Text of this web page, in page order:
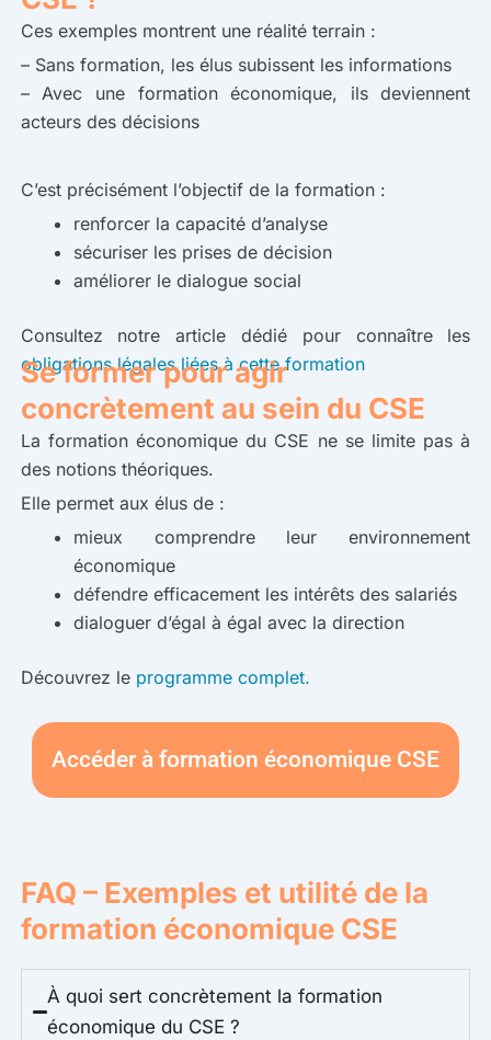
Ces exemples montrent une réalité terrain :
– Sans formation, les élus subissent les informations
– Avec une formation économique, ils deviennent
acteurs des décisions
C’est précisément l’objectif de la formation :
renforcer la capacité d’analyse
sécuriser les prises de décision
améliorer le dialogue social
Consultez notre article dédié pour connaître les
obligations légales liées à cette formation
Se former pour agir
concrètement au sein du CSE
La formation économique du CSE ne se limite pas à
des notions théoriques.
Elle permet aux élus de :
mieux comprendre leur environnement
économique
défendre efficacement les intérêts des salariés
dialoguer d’égal à égal avec la direction
Découvrez le programme complet.
Accéder à formation économique CSE
FAQ – Exemples et utilité de la
formation économique CSE
À quoi sert concrètement la formation
économique du CSE ?